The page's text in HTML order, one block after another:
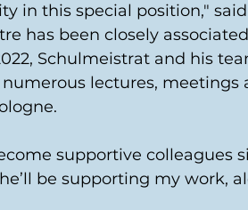
in this special position,"
has been closely
Schulmeistrat and his
lectures, meetings
supportive colleagues
be supporting my work,